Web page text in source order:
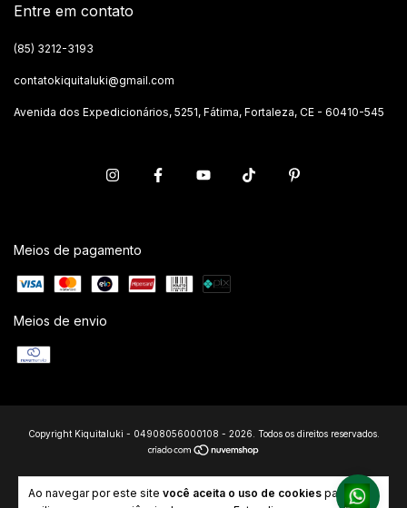
Ao navegar por este site você aceita o uso de cookies para
Entre em contato
(85) 3212-3193
contatokiquitaluki@gmail.com
Avenida dos Expedicionários, 5251, Fátima, Fortaleza, CE - 60410-545
Meios de pagamento
Meios de envio
Copyright Kiquitaluki - 04908056000108 - 2026. Todos os direitos reservados.